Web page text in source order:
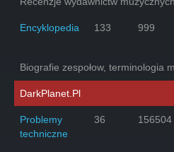
Encyklopedia 133 999
Biografie zespołow, terminologia
DarkPlanet.Pl
Problemy
techniczne
36 156504